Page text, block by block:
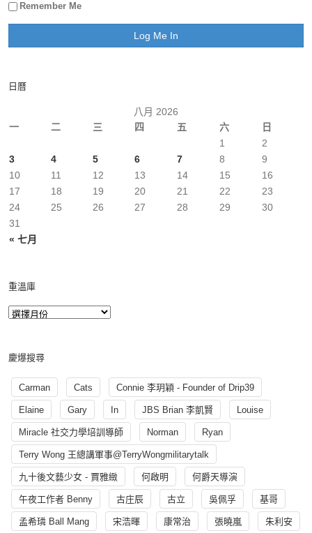
Remember Me
日曆
八月 2026
一
二 三 四 五 六 日
« 七月
1
2
3
4 5 6 7 8
9
10
11 12 13 14 15
16
17
18 19 20 21 22
23
24
25 26 27 28 29
30
31
重溫庫
慶爆搜尋
Carman Cats Connie 李玥穎 - Founder of Drip39
Elaine Gary In JBS Brian 李凱賢 Louise
Miracle 社交力學培訓導師 Norman Ryan
Terry Wong 王總講軍事@TerryWongmilitarytalk
九十後文藝少女 - 賈雅緻 何啟明 何爵天導演
午夜工作者 Benny 古庄辰 古立 吳佩孚 基哥
孟希璘 Ball Mang 宋浩暉 康常治 張曉嵐 朱利安